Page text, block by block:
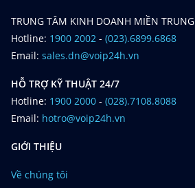
TRUNG TÂM KINH DOANH MIỀN TRUNG
Hotline: 1900 2002 - (023).6899.6868
Email: sales.dn@voip24h.vn
HỖ TRỢ KỸ THUẬT 24/7
Hotline: 1900 2000 - (028).7108.8088
Email: hotro@voip24h.vn
GIỚI THIỆU
Về chúng tôi